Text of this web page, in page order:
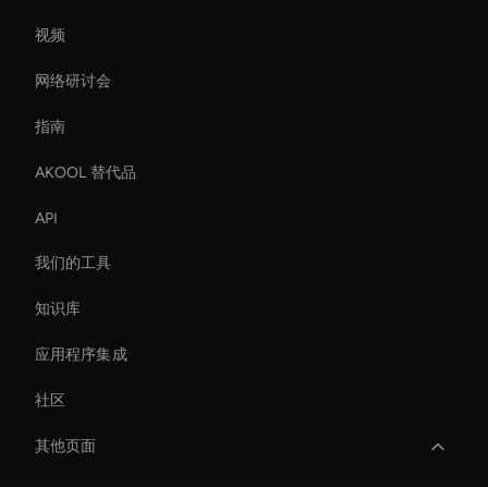
视频
网络研讨会
指南
AKOOL 替代品
API
我们的工具
知识库
应用程序集成
社区
其他页面